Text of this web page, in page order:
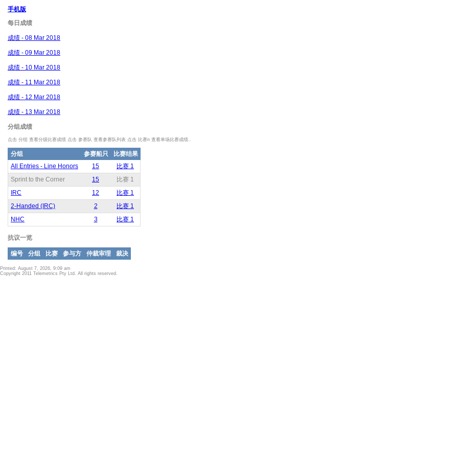
手机版
每日成绩
成绩 - 08 Mar 2018
成绩 - 09 Mar 2018
成绩 - 10 Mar 2018
成绩 - 11 Mar 2018
成绩 - 12 Mar 2018
成绩 - 13 Mar 2018
分组成绩
点击 分组 查看分级比赛成绩 点击 参赛队 查看参赛队列表 点击 比赛n 查看单场比赛成绩..
分组 参赛船只
比赛结果
All Entries - Line Honors
15
比赛 1
Sprint to the Corner
15
比赛 1
IRC
12
比赛 1
2-Handed (IRC)
2
比赛 1
NHC
3 比赛 1
抗议一览
编号 分组 比赛 参与方 仲裁审理 裁决
Printed: August 7, 2026, 9:09 am
Copyright 2011 Telemetrics Pty Ltd. All rights reserved.